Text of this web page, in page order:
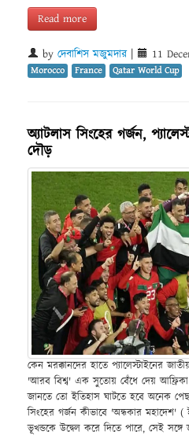
Read more
by দেবাশিস মজুমদার| 11
Morocco France Qatar World Cup
অ্যাটলাস সিংহের গর্জন,
দৌড়
কেন মরক্কানদের হাতে প্যালেস্টাইনের
'আরব বিশ্ব' এক সুতোয় বেঁধে দেয়
জানতে তো ইতিহাস ঘাটতে হবে অনেক
সিংহের গর্জন কীভাবে 'অন্ধকার মহাদেশ'
ভূখন্ডকে উদ্বেল করে দিতে পারে, সেই সঙ্গে